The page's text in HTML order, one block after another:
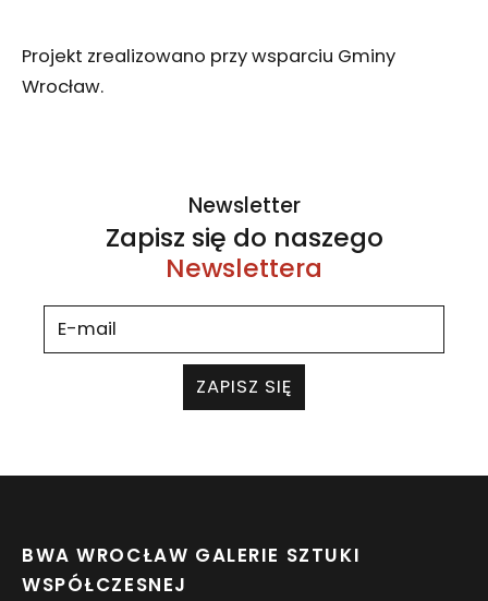
Projekt zrealizowano przy wsparciu Gminy
Wrocław.
Newsletter
Zapisz się do naszego
Newslettera
ZAPISZ SIĘ
BWA WROCŁAW GALERIE SZTUKI
WSPÓŁCZESNEJ